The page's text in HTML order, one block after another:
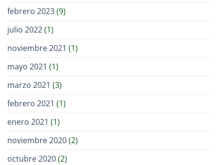
febrero 2023(9)
julio 2022(1)
noviembre 2021 (1)
mayo 2021 (1)
marzo 2021 (3)
febrero 2021 (1)
enero 2021 (1)
noviembre 2020(2)
octubre 2020(2)